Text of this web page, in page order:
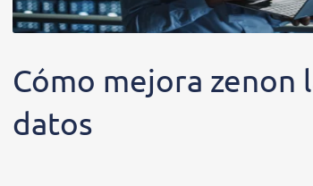
Cómo mejora zenon
datos